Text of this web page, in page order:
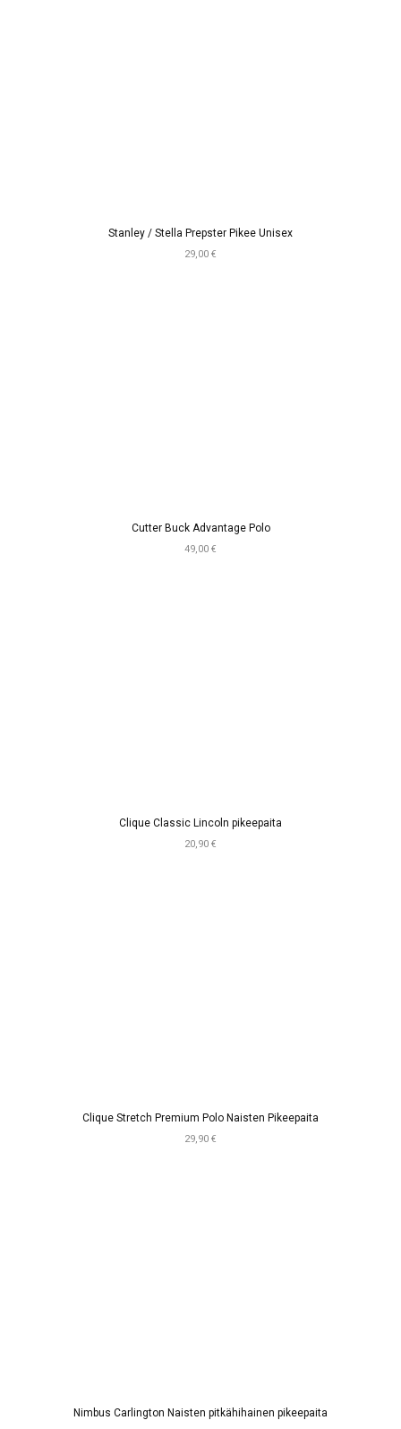
Stanley / Stella Prepster Pikee Unisex
29,00 €
Cutter Buck Advantage Polo
49,00 €
Clique Classic Lincoln pikeepaita
20,90 €
Clique Stretch Premium Polo Naisten Pikeepaita
29,90 €
Nimbus Carlington Naisten pitkähihainen pikeepaita